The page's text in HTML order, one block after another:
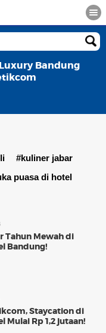
Bandung
#kuliner jabar
puasa di hotel
Tahun Mewah di
Bandung!
Staycation di
Mulai Rp 1,2 jutaan!